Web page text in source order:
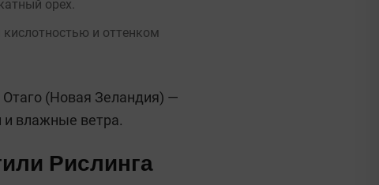
и оттенком
(Новая Зеландия) —
и влажные ветра.
Рислинга